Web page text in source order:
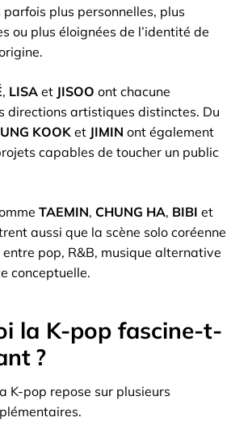
parfois plus personnelles, plus
ou plus éloignées de l’identité de
, LISA et JISOO ont chacune
directions artistiques distinctes. Du
KOOKet JIMIN ont également
capables de toucher un public
TAEMIN, CHUNG HA, BIBI et
aussi que la scène solo coréenne
pop, R&B, musique alternative
conceptuelle.
la K-pop fascine-t-
?
K-pop repose sur plusieurs